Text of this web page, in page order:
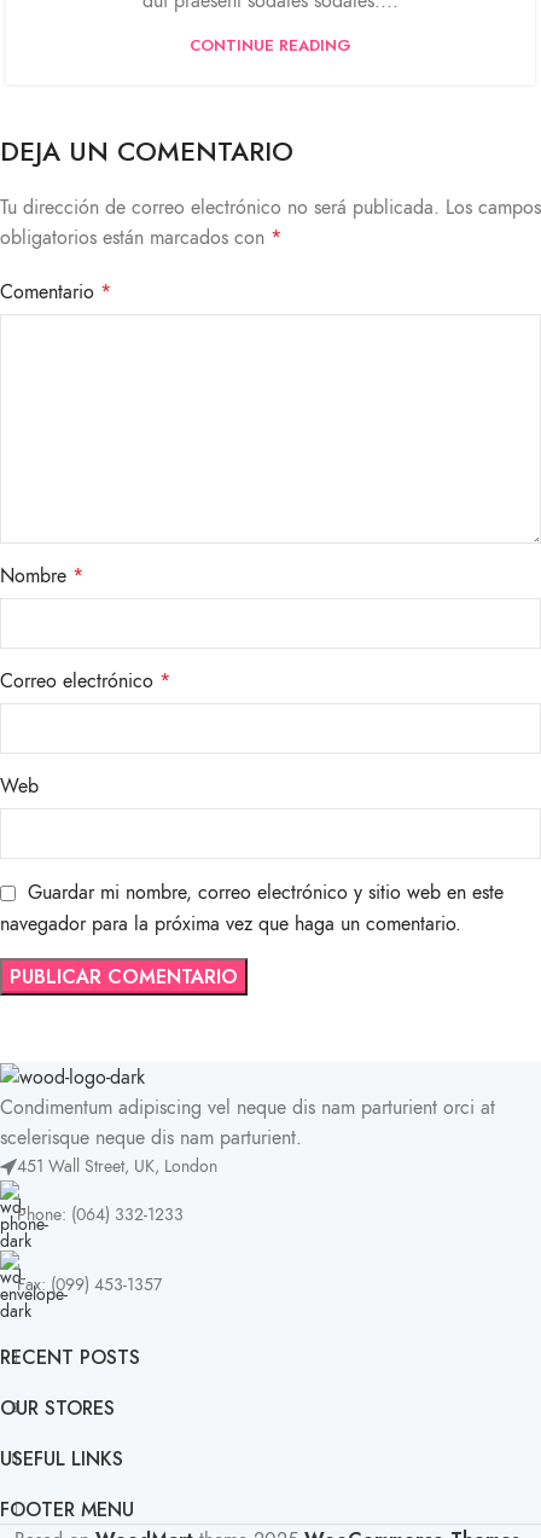
CONTINUE READING
DEJA UN COMENTARIO
Tu dirección de correo electrónico no será publicada. Los campos
obligatorios están marcados con *
Comentario *
Nombre *
Correo electrónico *
Web
Guardar mi nombre, correo electrónico y sitio web en este
navegador para la próxima vez que haga un comentario.
Condimentum adipiscing vel neque dis nam parturient orci at
scelerisque neque dis nam parturient.
451 Wall Street, UK, London
Phone: (064) 332-1233
Fax: (099) 453-1357
RECENT POSTS
OUR STORES
USEFUL LINKS
FOOTER MENU